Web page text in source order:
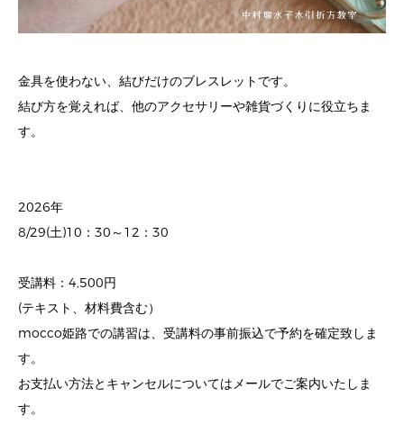
金具を使わない、結びだけのブレスレットです。
結び方を覚えれば、他のアクセサリーや雑貨づくりに役立ちま
す。
2026年
8/29(土)10：30～12：30
受講料：4,500円
(テキスト、材料費含む）
mocco姫路での講習は、受講料の事前振込で予約を確定致しま
す。
お支払い方法とキャンセルについてはメールでご案内いたしま
す。